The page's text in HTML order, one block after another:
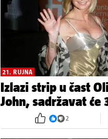
21. RUJNA
Izlazi strip u čast
John, sadržavat će
2